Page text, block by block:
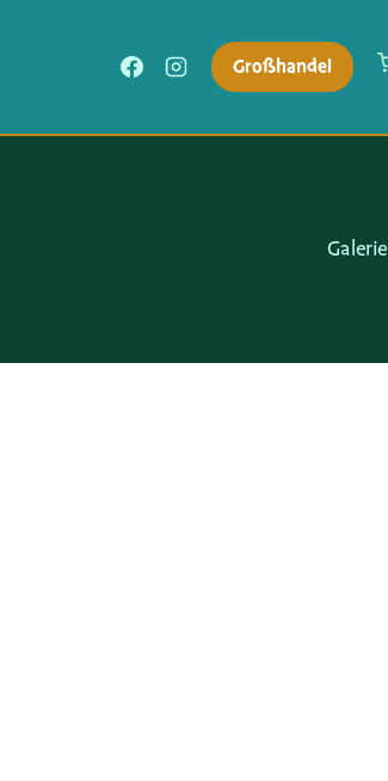
Großhandel
Galerie